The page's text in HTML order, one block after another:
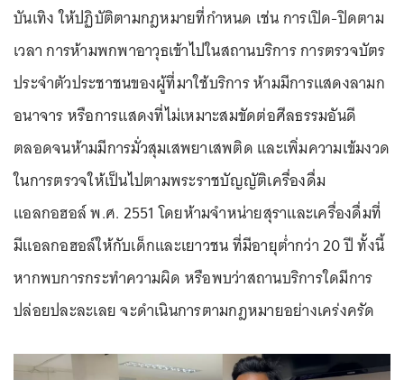
บันเทิง ให้ปฏิบัติตามกฎหมายที่กำหนด เช่น การเปิด-ปิดตาม
เวลา การห้ามพกพาอาวุธเข้าไปในสถานบริการ การตรวจบัตร
ประจำตัวประชาชนของผู้ที่มาใช้บริการ ห้ามมีการแสดงลามก
อนาจาร หรือการแสดงที่ไม่เหมาะสมขัดต่อศีลธรรมอันดี
ตลอดจนห้ามมีการมั่วสุมเสพยาเสพติด และเพิ่มความเข้มงวด
ในการตรวจให้เป็นไปตามพระราชบัญญัติเครื่องดื่ม
แอลกอฮอล์ พ.ศ. 2551 โดยห้ามจำหน่ายสุราและเครื่องดื่มที่
มีแอลกอฮอล์ให้กับเด็กและเยาวชน ที่มีอายุต่ำกว่า 20 ปี ทั้งนี้
หากพบการกระทำความผิด หรือพบว่าสถานบริการใดมีการ
ปล่อยปละละเลย จะดำเนินการตามกฎหมายอย่างเคร่งครัด